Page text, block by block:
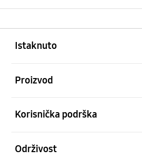
Istaknuto
Proizvod
Korisnička podrška
Održivost